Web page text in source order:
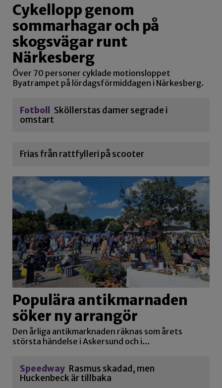
Cykellopp genom
sommarhagar och på
skogsvägar runt
Närkesberg
Över 70 personer cyklade motionsloppet
Byatrampet på lördagsförmiddagen i Närkesberg.
Fotboll
Sköllerstas damer segrade i
omstart
Frias från rattfylleri på scooter
Populära antikmarnaden
söker ny arrangör
Den årliga antikmarknaden räknas som årets
största händelse i Askersund och i…
Speedway Rasmus skadad, men
Huckenbeck är tillbaka